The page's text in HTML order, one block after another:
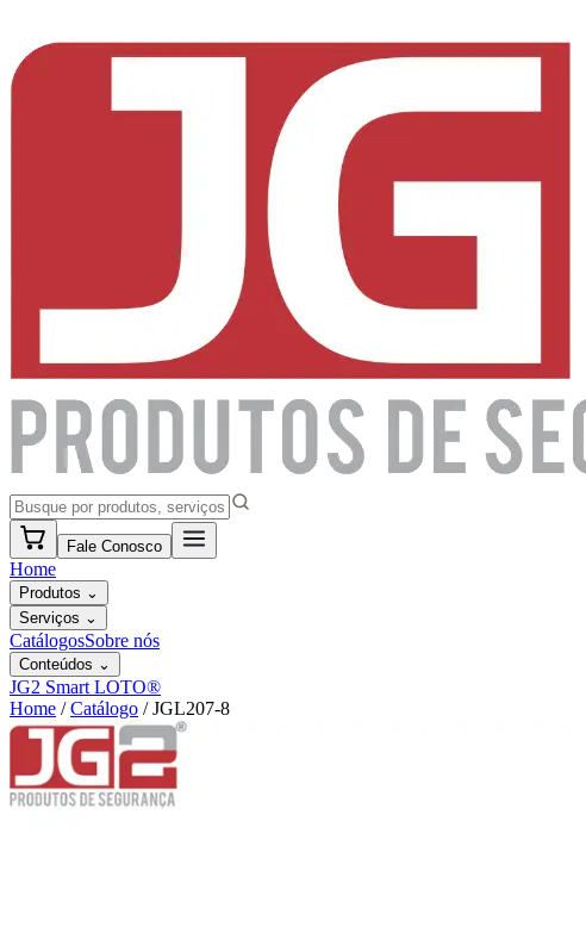
Fale Conosco
Home
Produtos ⌄
Serviços ⌄
CatálogosSobre nós
Conteúdos ⌄
JG2 Smart LOTO®
Home / Catálogo /JGL207-8